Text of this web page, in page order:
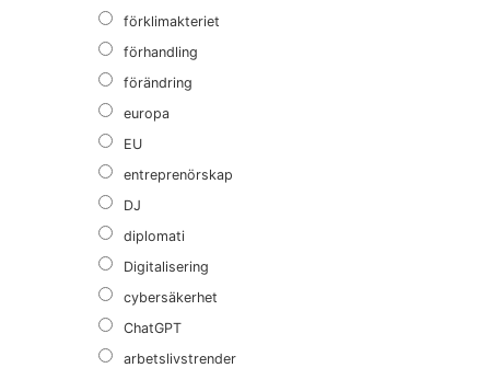
förklimakteriet
förhandling
förändring
europa
EU
entreprenörskap
DJ
diplomati
Digitalisering
cybersäkerhet
ChatGPT
arbetslivstrender